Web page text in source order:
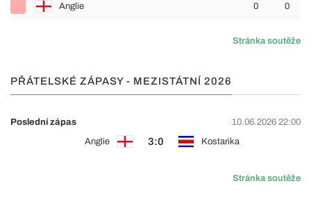
Anglie 0 0
Stránka soutěže
PŘÁTELSKÉ ZÁPASY - MEZISTÁTNÍ 2026
Poslední zápas
10.06.2026 22:00
Anglie
3:0 Kostarika
Stránka soutěže